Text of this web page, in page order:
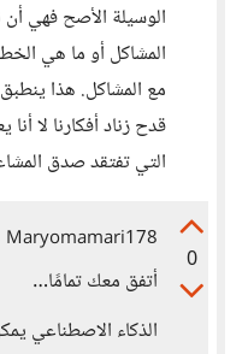
الوسيلة الأصح فهي
المشاكل أو ما هي
مع المشاكل. هذا
قدح زناد أفكارنا لا أنا
التي تفتقد صدق
0
Maryomamari178
أتفق معك تمامًا…
الذكاء الاصطناعي